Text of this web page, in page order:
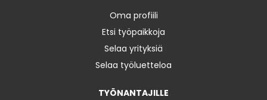
Oma profiili
Etsi työpaikkoja
Selaa yrityksiä
Selaa työluetteloa
TYÖNANTAJILLE